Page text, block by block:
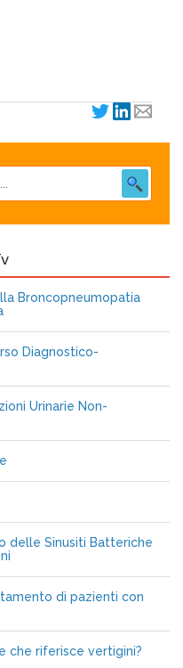
Broncopneumopatia
Diagnostico-
Urinarie Non-
delle Sinusiti Batteriche
di pazienti con
che riferisce vertigini?